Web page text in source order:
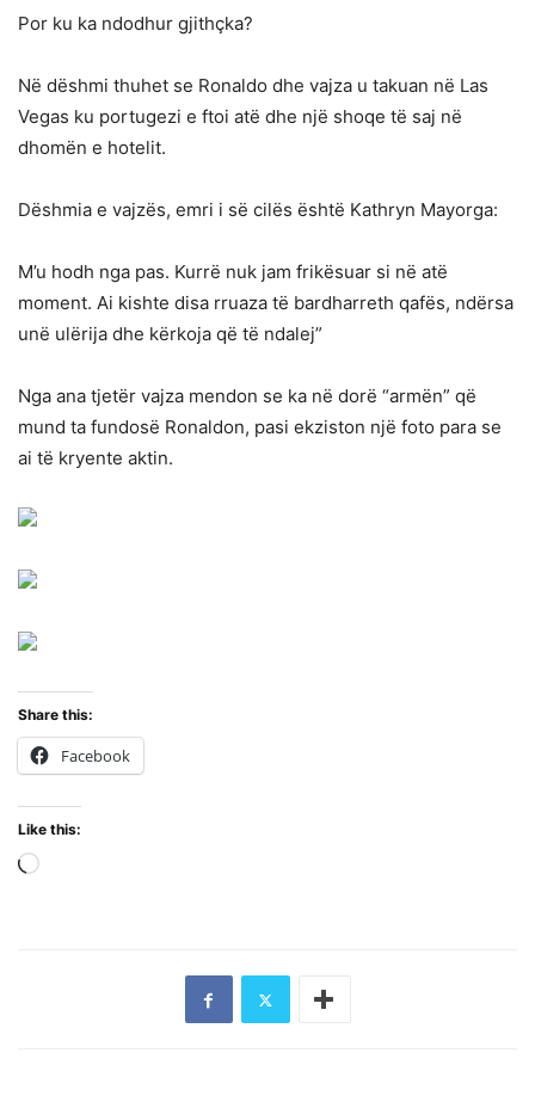
Por ku ka ndodhur gjithçka?
Në dëshmi thuhet se Ronaldo dhe vajza u takuan në Las
Vegas ku portugezi e ftoi atë dhe një shoqe të saj në
dhomën e hotelit.
Dëshmia e vajzës, emri i së cilës është Kathryn Mayorga:
M’u hodh nga pas. Kurrë nuk jam frikësuar si në atë
moment. Ai kishte disa rruaza të bardharreth qafës, ndërsa
unë ulërija dhe kërkoja që të ndalej”
Nga ana tjetër vajza mendon se ka në dorë “armën” që
mund ta fundosë Ronaldon, pasi ekziston një foto para se
ai të kryente aktin.
Share this:
Facebook
Like this: